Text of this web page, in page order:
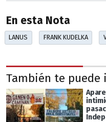
En esta Nota
LANUS FRANK KUDELKA
También te puede